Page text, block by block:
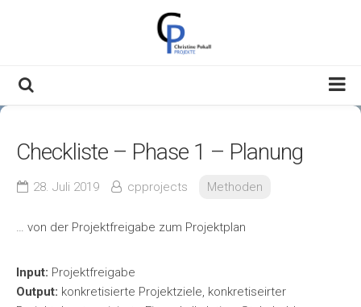
Über Mich
Meine Themen
Datenschutzerklärung
Checkliste – Phase 1 – Planung
28. Juli 2019 cpprojects Methoden
… von der Projektfreigabe zum Projektplan
Input: Projektfreigabe
Output: konkretisierte Projektziele, konkretiseirter